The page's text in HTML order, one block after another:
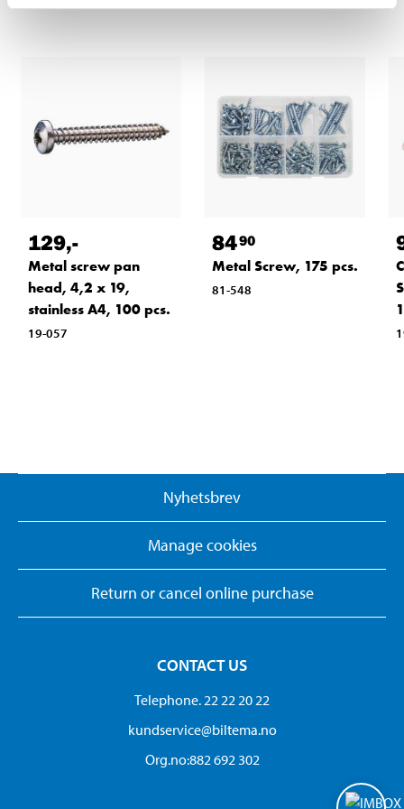
129,-
Metal screw pan
head, 4,2 x 19,
stainless A4, 100 pcs.
19-057
8490
Metal Screw, 175 pcs.
81-548
Nyhetsbrev
Manage cookies
Return or cancel online purchase
CONTACT US
Telephone. 22 22 20 22
kundservice@biltema.no
Org.no:882 692 302